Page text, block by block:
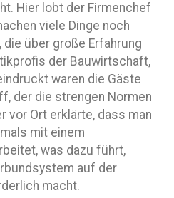
Hier lobt der Firmenchef
viele Dinge noch
über große Erfahrung
der Bauwirtschaft,
waren die Gäste
der die strengen Normen
vor Ort erklärte, dass man
mit einem
was dazu führt,
auf der
macht.